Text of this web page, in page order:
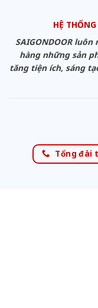
HỆ
SAIGONDOOR
hàng những sản
tăng tiện ích, sáng
Tổng đài